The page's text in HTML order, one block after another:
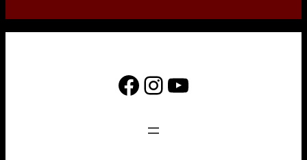
Facebook
Instagram
YouTube